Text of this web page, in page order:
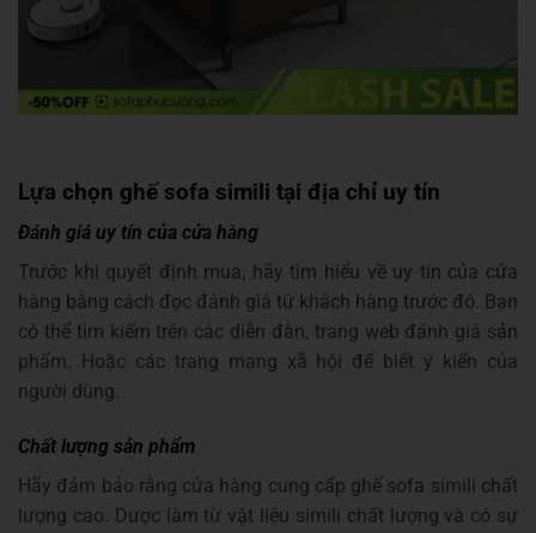
Lựa chọn ghế sofa simili tại địa chỉ uy tín
Đánh giá uy tín của cửa hàng
Trước khi quyết định mua, hãy tìm hiểu về uy tín của cửa
hàng bằng cách đọc đánh giá từ khách hàng trước đó. Bạn
có thể tìm kiếm trên các diễn đàn, trang web đánh giá sản
phẩm. Hoặc các trang mạng xã hội để biết ý kiến của
người dùng.
Chất lượng sản phẩm
Hãy đảm bảo rằng cửa hàng cung cấp ghế sofa simili chất
lượng cao. Dược làm từ vật liệu simili chất lượng và có sự